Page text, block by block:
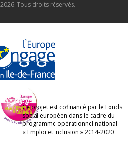
2026. Tous droits réservés.
Ce projet est cofinancé par le Fonds
social européen dans le cadre du
programme opérationnel national
« Emploi et Inclusion » 2014-2020